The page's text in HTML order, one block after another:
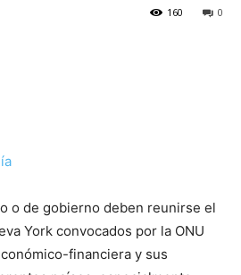
0
160
o de gobierno deben reunirse el
York convocados por la ONU
financiera y sus